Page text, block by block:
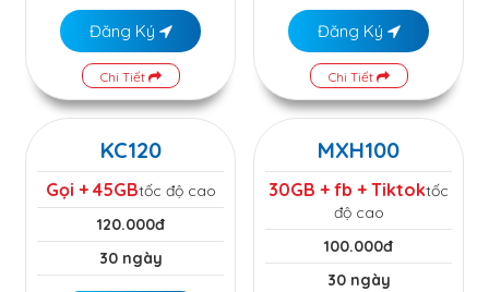
Đăng Ký
Chi Tiết
Đăng Ký
Chi Tiết
KC120
Gọi + 45GBtốc độ cao
120.000đ
30 ngày
MXH100
30GB + fb + Tiktoktốc
độ cao
100.000đ
30 ngày